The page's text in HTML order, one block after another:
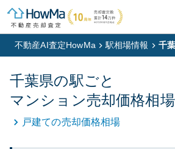
不動産AI査定HowMa 駅相場情報 千
千葉県の駅ごと
マンション売却価格相
戸建ての売却価格相場